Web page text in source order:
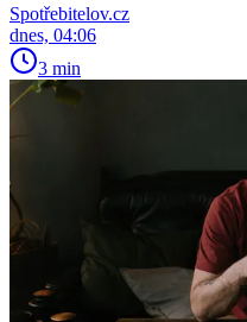
Spotřebitelov.cz
dnes, 04:06
3 min